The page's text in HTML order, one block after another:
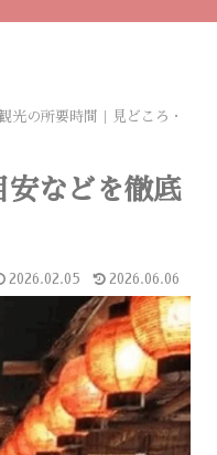
光の所要時間｜見どころ・
安などを徹底
2026.02.05 2026.06.06